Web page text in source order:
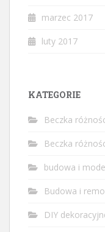
marzec 2017
luty 2017
KATEGORIE
Beczka
Beczka
budowa i
Budowa i
DIY